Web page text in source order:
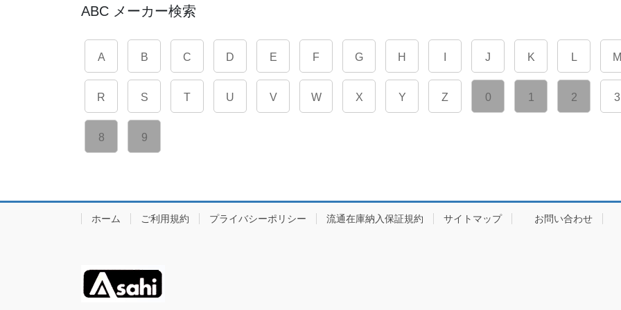
ABC メーカー検索
A B C D E F G H J K L M
R S T U V W X Y Z 0 1 2 3
8 9
ホーム ご利用規約 プライバシーポリシー 流通在庫納入保証規約 サイトマップ お問い合わせ